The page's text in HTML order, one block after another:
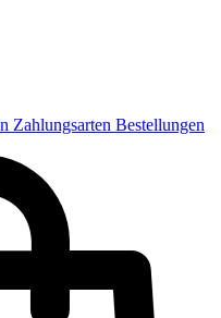
Zahlungsarten Bestellungen